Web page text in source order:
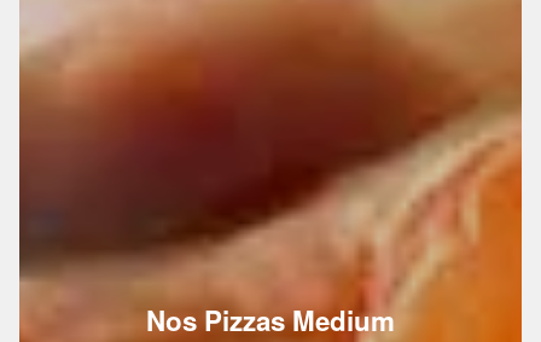
Nos Pizzas Medium